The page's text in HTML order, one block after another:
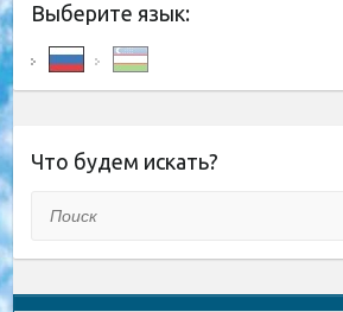
Выберите язык:
Что будем искать?